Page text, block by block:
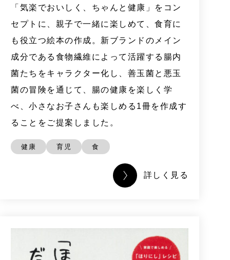
「気楽でおいしく、ちゃんと健康」をコン
セプトに、親子で一緒に楽しめて、食育に
も役立つ絵本の作成。新ブランドのメイン
成分である食物繊維によって活躍する腸内
菌たちをキャラクター化し、善玉菌と悪玉
菌の冒険を通じて、腸の健康を楽しく学
べ、小さなお子さんも楽しめる1冊を作成す
ることをご提案しました。
健康 育児 食
詳しく見る